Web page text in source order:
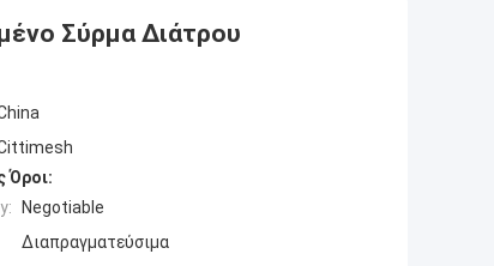
Σύρμα Διάτρου
Όροι:
Negotiable
Διαπραγματεύσιμα